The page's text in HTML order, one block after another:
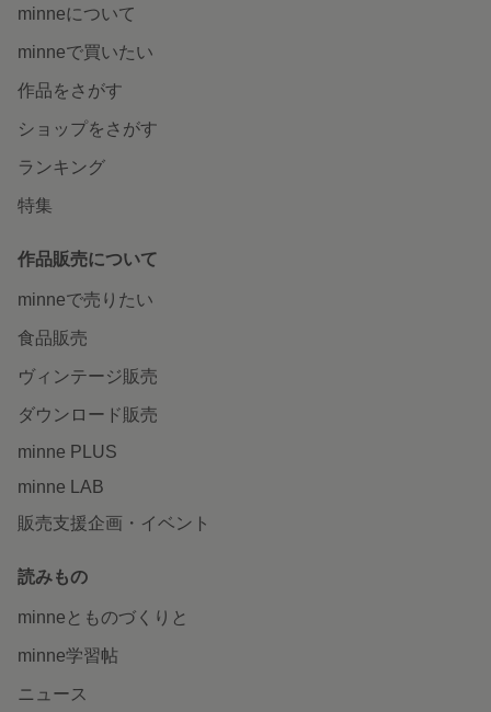
minneについて
minneで買いたい
作品をさがす
ショップをさがす
ランキング
特集
作品販売について
minneで売りたい
食品販売
ヴィンテージ販売
ダウンロード販売
minne PLUS
minne LAB
販売支援企画・イベント
読みもの
minneとものづくりと
minne学習帖
ニュース